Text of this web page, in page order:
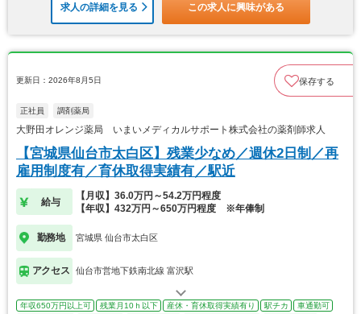
求人の詳細を見る この求人に興味がある
更新日：2026年8月5日 保存する
正社員 調剤薬局
大野田オレンジ薬局 いまいメディカルサポート株式会社の薬剤師求人
【宮城県仙台市太白区】残業少なめ／週休2日制／再
雇用制度有／育休取得実績有／駅近
給与
【月収】36.0万円～54.2万円程度
【年収】432万円～650万円程度 ※年俸制
勤務地 宮城県 仙台市太白区
アクセス 仙台市営地下鉄南北線 富沢駅
年収650万円以上可 残業月10ｈ以下 産休・育休取得実績有り 駅チカ
車通勤可